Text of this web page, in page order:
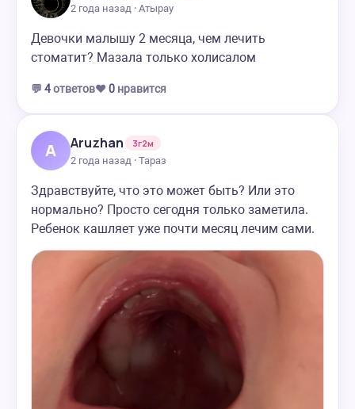
2 года назад · Атырау
Девочки малышу 2 месяца, чем лечить
стоматит? Мазала только холисалом
💬 4ответов❤️ 0 нравится
A Aruzhan
3г2м
2 года назад · Тараз
Здравствуйте, что это может быть? Или это
нормально? Просто сегодня только заметила.
Ребенок кашляет уже почти месяц лечим сами.